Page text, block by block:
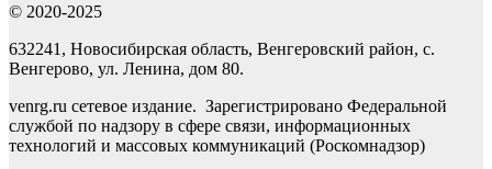
© 2020-2025
632241, Новосибирская область, Венгеровский район, с.
Венгерово, ул. Ленина, дом 80.
venrg.ru сетевое издание. Зарегистрировано Федеральной
службой по надзору в сфере связи, информационных
технологий и массовых коммуникаций (Роскомнадзор)